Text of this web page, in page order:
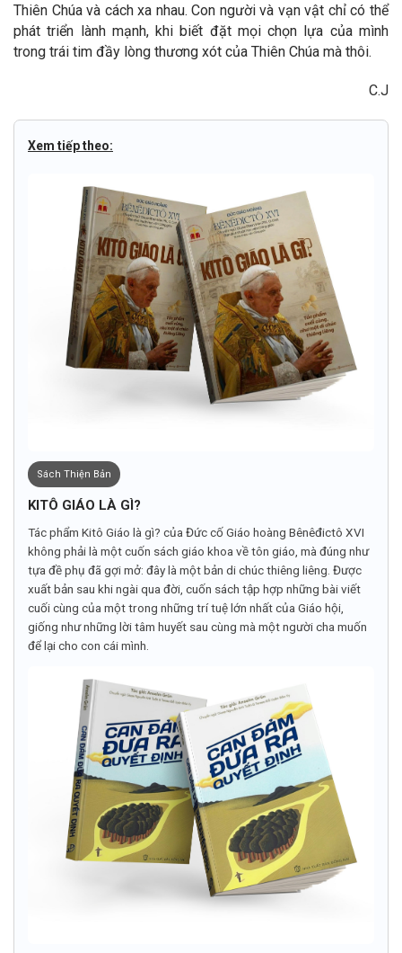
Thiên Chúa và cách xa nhau. Con người và vạn vật chỉ có thể
phát triển lành mạnh, khi biết đặt mọi chọn lựa của mình
trong trái tim đầy lòng thương xót của Thiên Chúa mà thôi.
C.J
Xem tiếp theo:
Sách Thiện Bản
KITÔ GIÁO LÀ GÌ?
Tác phẩm Kitô Giáo là gì? của Đức cố Giáo hoàng Bênêđictô XVI
không phải là một cuốn sách giáo khoa về tôn giáo, mà đúng như
tựa đề phụ đã gợi mở: đây là một bản di chúc thiêng liêng. Được
xuất bản sau khi ngài qua đời, cuốn sách tập hợp những bài viết
cuối cùng của một trong những trí tuệ lớn nhất của Giáo hội,
giống như những lời tâm huyết sau cùng mà một người cha muốn
để lại cho con cái mình.